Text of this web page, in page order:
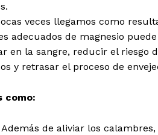
veces llegamos como
adecuados de magnesio
en la sangre, reducir el riesgo
y retrasar el proceso de
como:
Además de aliviar los